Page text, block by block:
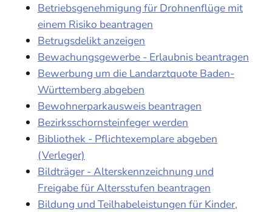
Betriebsgenehmigung für Drohnenflüge mit
einem Risiko beantragen
Betrugsdelikt anzeigen
Bewachungsgewerbe - Erlaubnis beantragen
Bewerbung um die Landarztquote Baden-
Württemberg abgeben
Bewohnerparkausweis beantragen
Bezirksschornsteinfeger werden
Bibliothek - Pflichtexemplare abgeben
(Verleger)
Bildträger - Alterskennzeichnung und
Freigabe für Altersstufen beantragen
Bildung und Teilhabeleistungen für Kinder,